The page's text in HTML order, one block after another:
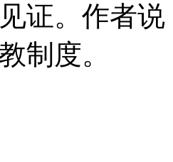
证。作者
制度。